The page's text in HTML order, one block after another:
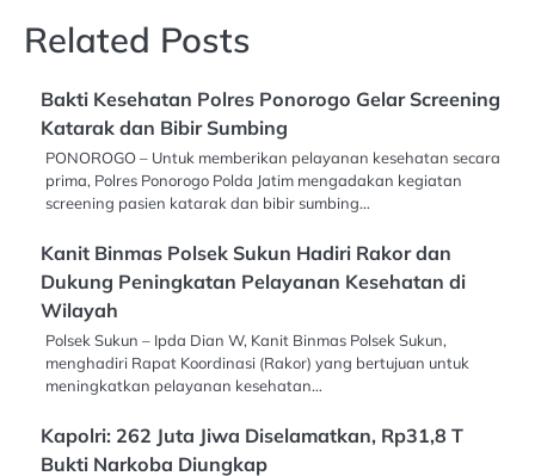
Related Posts
Bakti Kesehatan Polres Ponorogo Gelar Screening
Katarak dan Bibir Sumbing
PONOROGO – Untuk memberikan pelayanan kesehatan secara
prima, Polres Ponorogo Polda Jatim mengadakan kegiatan
screening pasien katarak dan bibir sumbing…
Kanit Binmas Polsek Sukun Hadiri Rakor dan
Dukung Peningkatan Pelayanan Kesehatan di
Wilayah
Polsek Sukun – Ipda Dian W, Kanit Binmas Polsek Sukun,
menghadiri Rapat Koordinasi (Rakor) yang bertujuan untuk
meningkatkan pelayanan kesehatan…
Kapolri: 262 Juta Jiwa Diselamatkan, Rp31,8 T
Bukti Narkoba Diungkap